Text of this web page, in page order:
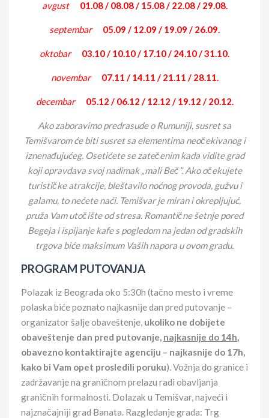
avgust 01.08 / 08.08 / 15.08 / 22.08 / 29.08.
septembar 05.09 / 12.09 / 19.09 / 26.09.
oktobar 03.10 / 10.10 / 17.10 / 24.10 / 31.10.
novembar 07.11 / 14.11 / 21.11 / 28.11.
decembar 05.12 / 06.12 / 12.12 / 19.12 / 20.12.
Ako zaboravimo predrasude o Rumuniji, susret sa
Temišvarom će biti susret sa elementima neočekivanog i
iznenađujućeg. Osetićete se zatečenim kada vidite grad
koji opravdava svoj nadimak „mali Beč”. Ako očekujete
turističke atrakcije, bleštavilo noćnog provoda, gužvu i
galamu, to nećete naći. Temišvar je miran i okrepljujuć,
pruža Vam utočište od stresa. Romantične šetnje pored
Begeja i ispijanje kafe s pogledom na jedan od gradskih
trgova biće maksimum Vaših napora u ovom gradu.
PROGRAM PUTOVANJA
Polazak iz Beograda oko 5:30h (tačno mesto i vreme
polaska biće poznato najkasnije dan pred putovanje –
organizator šalje obaveštenje, ukoliko ne dobijete
obaveštenje dan pred putovanje, najkasnije do 14h,
obavezno kontaktirajte agenciju – najkasnije do 17h,
kako bi Vam opet prosledili poruku). Vožnja do granice i
zadržavanje na graničnom prelazu radi obavljanja
graničnih formalnosti. Dolazak u Temišvar, najveći i
najznačajniji grad Banata. Razgledanje grada: Trg